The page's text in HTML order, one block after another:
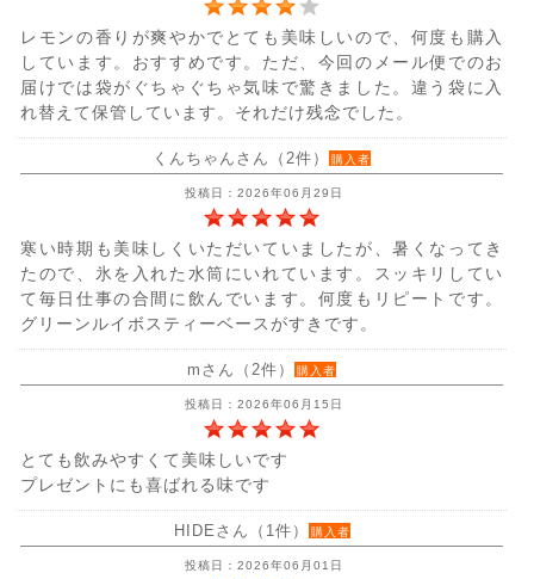
レモンの香りが爽やかでとても美味しいので、何度も購入
しています。おすすめです。ただ、今回のメール便でのお
届けでは袋がぐちゃぐちゃ気味で驚きました。違う袋に入
れ替えて保管しています。それだけ残念でした。
くんちゃんさん（2件） 購入者
投稿日：2026年06月29日
寒い時期も美味しくいただいていましたが、暑くなってき
たので、氷を入れた水筒にいれています。スッキリしてい
て毎日仕事の合間に飲んでいます。何度もリピートです。
グリーンルイボスティーベースがすきです。
mさん（2件） 購入者
投稿日：2026年06月15日
とても飲みやすくて美味しいです
プレゼントにも喜ばれる味です
HIDEさん（1件） 購入者
投稿日：2026年06月01日